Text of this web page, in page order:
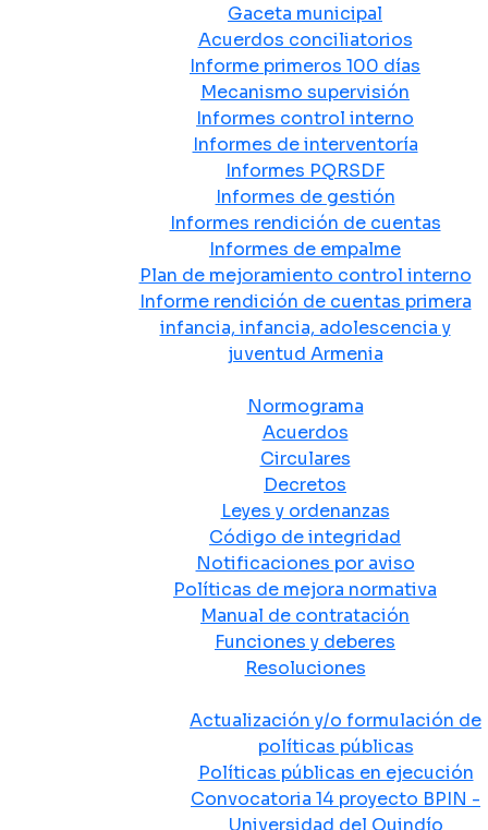
Gaceta municipal
Acuerdos conciliatorios
Informe primeros 100 días
Mecanismo supervisión
Informes control interno
Informes de interventoría
Informes PQRSDF
Informes de gestión
Informes rendición de cuentas
Informes de empalme
Plan de mejoramiento control interno
Informe rendición de cuentas primera
infancia, infancia, adolescencia y
juventud Armenia
Normograma
Acuerdos
Circulares
Decretos
Leyes y ordenanzas
Código de integridad
Notificaciones por aviso
Políticas de mejora normativa
Manual de contratación
Funciones y deberes
Resoluciones
Actualización y/o formulación de
políticas públicas
Políticas públicas en ejecución
Convocatoria 14 proyecto BPIN -
Universidad del Quindío